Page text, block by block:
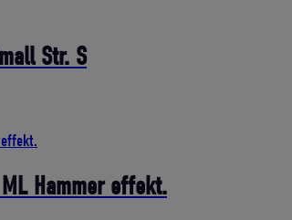
Str. S
Hammer effekt.